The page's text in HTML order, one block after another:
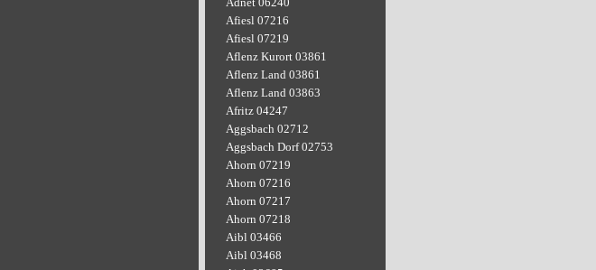
Afiesl 07216
Afiesl 07219
Aflenz Kurort 03861
Aflenz Land 03861
Aflenz Land 03863
Afritz 04247
Aggsbach 02712
Aggsbach Dorf 02753
Ahorn 07219
Ahorn 07216
Ahorn 07217
Ahorn 07218
Aibl 03466
Aibl 03468